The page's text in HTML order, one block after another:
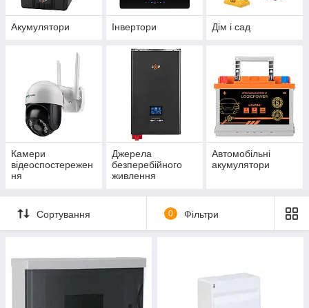
Акумулятори Інвертори Дім і сад
Камери
відеоспостережен
ня
Джерела
безперебійного
живлення
Автомобільні
акумулятори
Сортування 0 Фільтри